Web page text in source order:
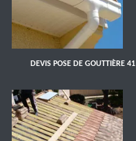
DEVIS POSE DE GOUTTIÈRE 41